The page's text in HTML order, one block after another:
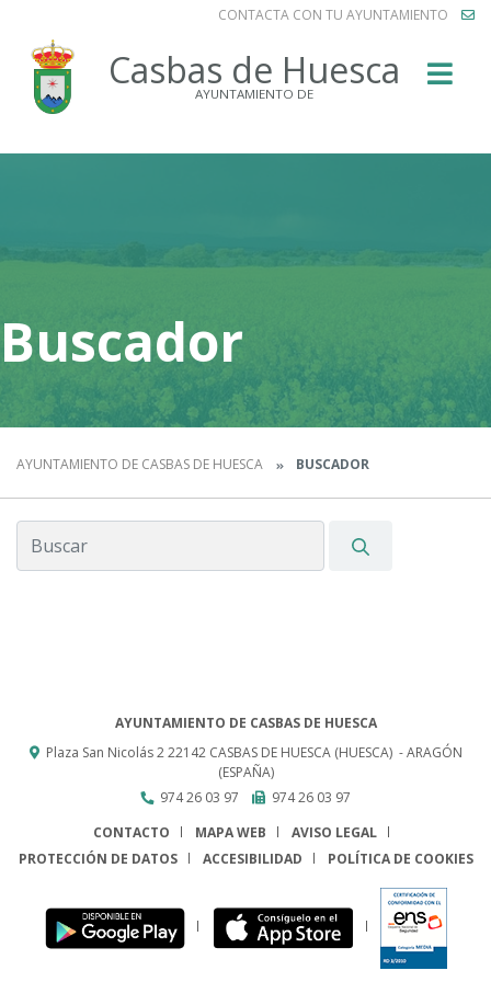
CONTACTA CON TU AYUNTAMIENTO
Casbas de Huesca
AYUNTAMIENTO DE
Buscador
AYUNTAMIENTO DE CASBAS DE HUESCA BUSCADOR
AYUNTAMIENTO DE CASBAS DE HUESCA
Plaza San Nicolás 222142 CASBAS DE HUESCA (HUESCA) - ARAGÓN
(ESPAÑA)
974 26 03 97
974 26 03 97
CONTACTO
MAPA WEB
AVISO LEGAL
PROTECCIÓN DE DATOS
ACCESIBILIDAD POLÍTICA DE COOKIES